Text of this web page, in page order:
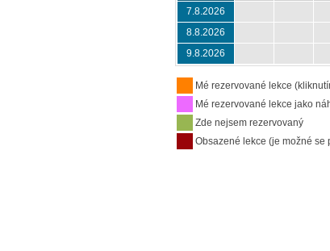
7.8.2026
8.8.2026
9.8.2026
Mé rezervované lekce
Mé rezervované lekce jako
Zde nejsem rezervovaný
Obsazené lekce (je možné se